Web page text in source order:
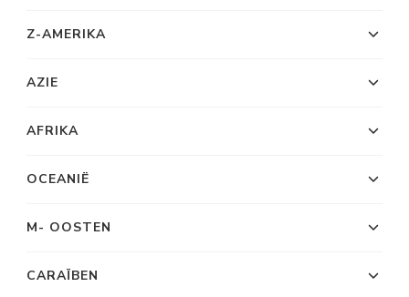
Z-AMERIKA
AZIE
AFRIKA
OCEANIË
M- OOSTEN
CARAÏBEN